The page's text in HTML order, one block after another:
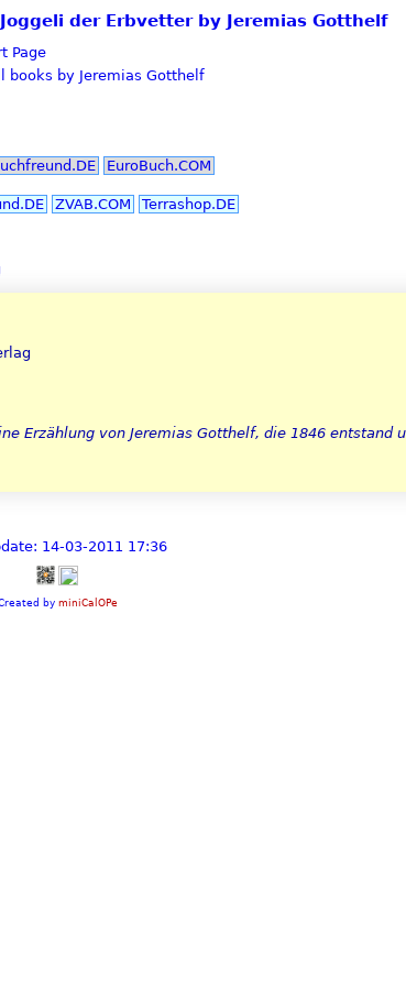
der Erbvetter by Jeremias Gotthelf
Page
books by Jeremias Gotthelf
EuroBuch.COM
ZVAB.COM Terrashop.DE
Erzählung von Jeremias Gotthelf, die 1846 entstand
14-03-2011 17:36
by miniCalOPe